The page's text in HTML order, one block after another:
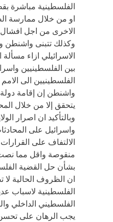
الفلسطينية مباشرة
او من خلال ممارسة
الاخرى من اجل
وكذلك تتبنى واشنطن
الاسرائيلي ازاء
بين الفلسطينيين
الفلسطينيين الى
واشنطن إن إقامة
يتحقق إلا من خلال
وبالتأكيد ان اصرار
واسرائيل على
الالتفاف على
منقوصة واقل مما
بشأن حل القضية
ان الظروف الحالية
الفلسطينية لاسباب
الفلسطيني الداخلي
يجب الرهان على